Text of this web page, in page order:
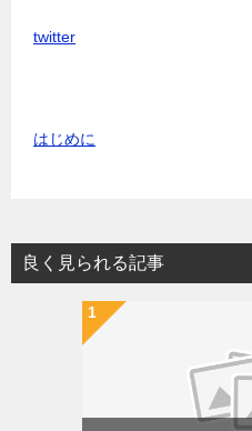
twitter
はじめに
良く見られる記事